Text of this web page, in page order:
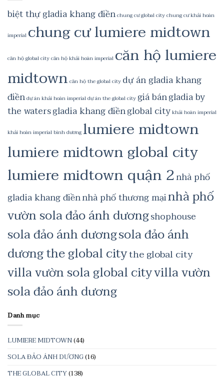
biệt thự gladia khang điềnchung cư global citychung cư khải hoàn
imperial chung cư lumiere midtown
căn hộ global citycăn hộ khải hoàn imperial căn hộ lumiere
midtown căn hộ the global city dự án gladia khang
điềndự án khải hoàn imperialdự án the global city giá bángladia by
the watersgladia khang điềnglobal citykhải hoàn imperial
khải hoàn imperial bình dương lumiere midtown
lumiere midtown global city
lumiere midtown quận 2nhà phố
gladia khang điềnnhà phố thương mạinhà phố
vườn sola đảo ánh dươngshophouse
sola đảo ánh dươngsola đảo ánh
dương the global citythe global city
villa vườn sola global cityvilla vườn
sola đảo ánh dương
Danh mục
LUMIERE MIDTOWN(44)
SOLA ĐẢO ÁNH DƯƠNG(16)
THE GLOBAL CITY(138)